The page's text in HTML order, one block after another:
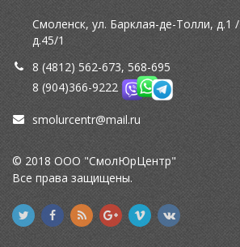
Смоленск, ул. Барклая-де-Толли, д.1 /
д.45/1
8 (4812) 562-673, 568-695
8 (904)366-9222
smolurcentr@mail.ru
© 2018 ООО "СмолЮрЦентр"
Все права защищены.